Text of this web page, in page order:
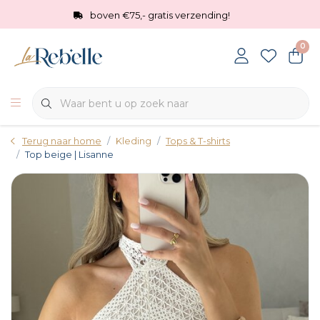
boven €75,- gratis verzending!
0
Terug naar home Kleding
Tops & T-shirts
Top beige | Lisanne